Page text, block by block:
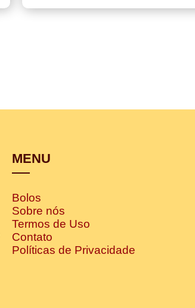
MENU
Bolos
Sobre nós
Termos de Uso
Contato
Políticas de Privacidade